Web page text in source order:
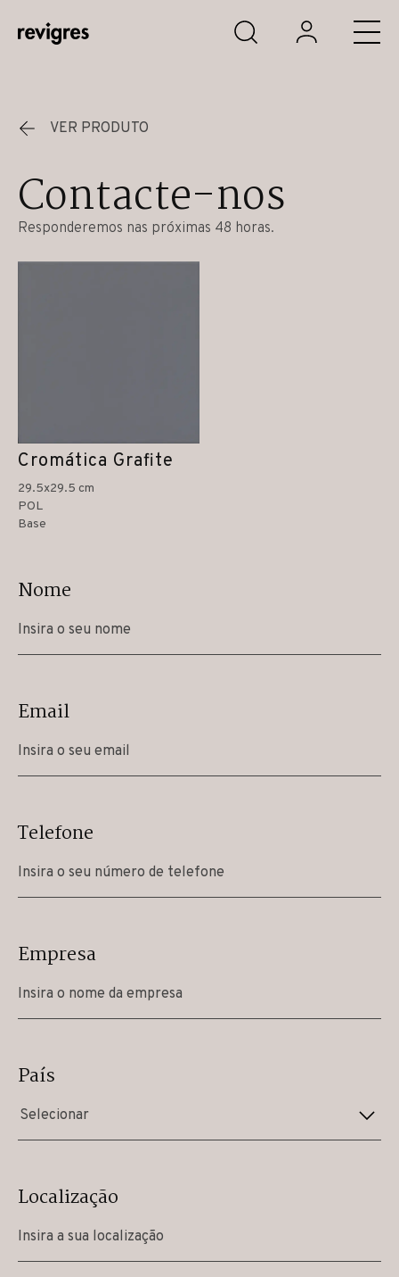
Saltar para o conteúdo principal
VER PRODUTO
Contacte-nos
Responderemos nas próximas 48 horas.
Cromática Grafite
29.5x29.5 cm
POL
Base
Nome
Email
Telefone
Empresa
País
Selecionar
Localização